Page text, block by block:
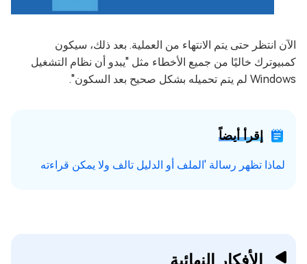
الآن انتظر حتى يتم الانتهاء من العملية. بعد ذلك، سيكون
كمبيوترك خاليًا من جميع الأخطاء مثل "يبدو أن نظام التشغيل
Windows لم يتم تحميله بشكل صحيح بعد السكون".
إقرأ أيضاً
لماذا تظهر رسالة 'الملف أو الدليل تالف ولا يمكن قراءته
الأفكار النهائية